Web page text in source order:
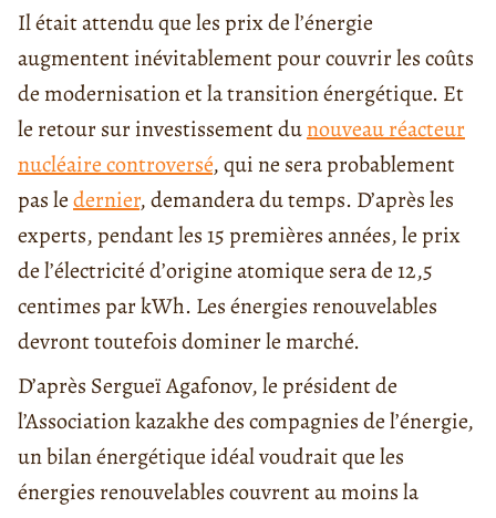
Il était attendu que les prix de l’énergie
augmentent inévitablement pour couvrir les coûts
de modernisation et la transition énergétique. Et
le retour sur investissement dunouveau réacteur
nucléaire controversé, qui ne sera probablement
pas ledernier, demandera du temps. D’après les
experts, pendant les 15 premières années, le prix
de l’électricité d’origine atomique sera de 12,5
centimes par kWh. Les énergies renouvelables
devront toutefois dominer le marché.
D’après Sergueï Agafonov, le président de
l’Association kazakhe des compagnies de l’énergie,
un bilan énergétique idéal voudrait que les
énergies renouvelables couvrent au moins la